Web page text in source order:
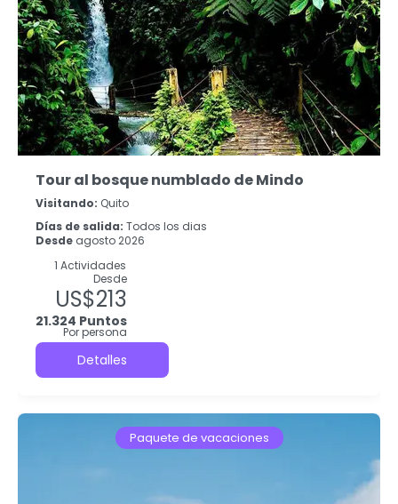
Tour al bosque numblado de Mindo
Visitando: Quito
Días de salida: Todos los dias
Desde agosto 2026
1 Actividades
Desde
US$213
21.324 Puntos
Por persona
Detalles
Paquete de vacaciones